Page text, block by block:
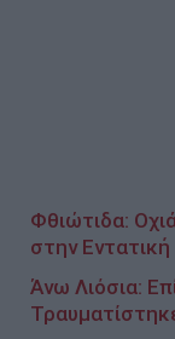
Φθιώτιδα:
στην Εντατική
Άνω Λιόσια: